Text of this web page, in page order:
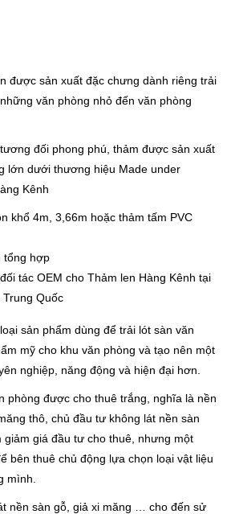
được sản xuất đặc chưng dành riêng trải
văn phòng nhỏ đến văn phòng
đối phong phú, thảm được sản xuất
lớn dưới thương hiệu Made under
Kênh
khổ 4m, 3,66m hoặc thảm tấm PVC
tổng hợp
tác OEM cho Thảm len Hàng Kênh tại
Quốc
sản phẩm dùng để trải lót sàn văn
mỹ cho khu văn phòng và tạo nên một
nghiệp, năng động và hiện đại hơn.
phòng được cho thuê trắng, nghĩa là nền
thô, chủ đầu tư không lát nền sàn
giảm giá đầu tư cho thuê, nhưng một
bên thuê chủ động lựa chọn loại vật liệu
mình.
nền sàn gỗ, giả xi măng … cho đến sử